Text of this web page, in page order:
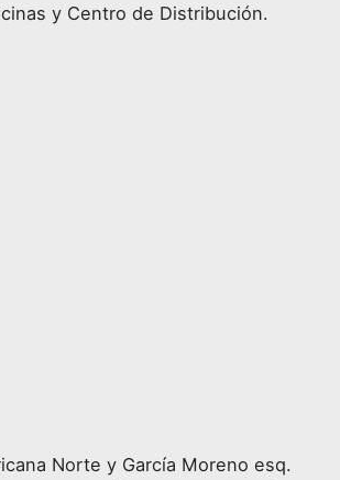
y Centro de Distribución.
Norte y García Moreno esq.